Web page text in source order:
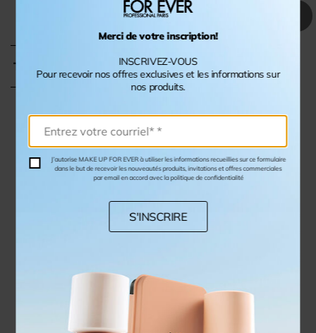
Merci de votre inscription!
INSCRIVEZ-VOUS
Pour recevoir nos offres exclusives et les informations sur
nos produits.
J’autorise MAKE UP FOR EVER à utiliser les informations recueillies sur ce formulaire
dans le but de recevoir les nouveautés produits, invitations et offres commerciales
par email en accord avec la politique de confidentialité
S'INSCRIRE
B10 - Glowing Chai - Beige clair avec une nuance
B15 - Wild Sand - Beige clair avec une nuance
B20 - Fiercy Amber - Bronze moyen
B25 - Brave Maple - Bronze
B30 - Ambitious Caramel
Taille :
BOUTIQUES
DESCRIPTION
COMMENT UTILISER CE PRODUIT